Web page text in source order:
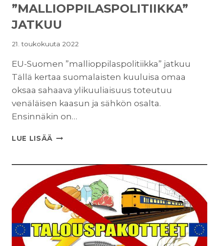
”MALLIOPPILASPOLITIIKKA”
JATKUU
21. toukokuuta 2022
EU-Suomen ”mallioppilaspolitiikka” jatkuu
Tällä kertaa suomalaisten kuuluisa omaa
oksaa sahaava ylikuuliaisuus toteutuu
venäläisen kaasun ja sähkön osalta.
Ensinnäkin on…
LUE LISÄÄ EU-
JATKUU